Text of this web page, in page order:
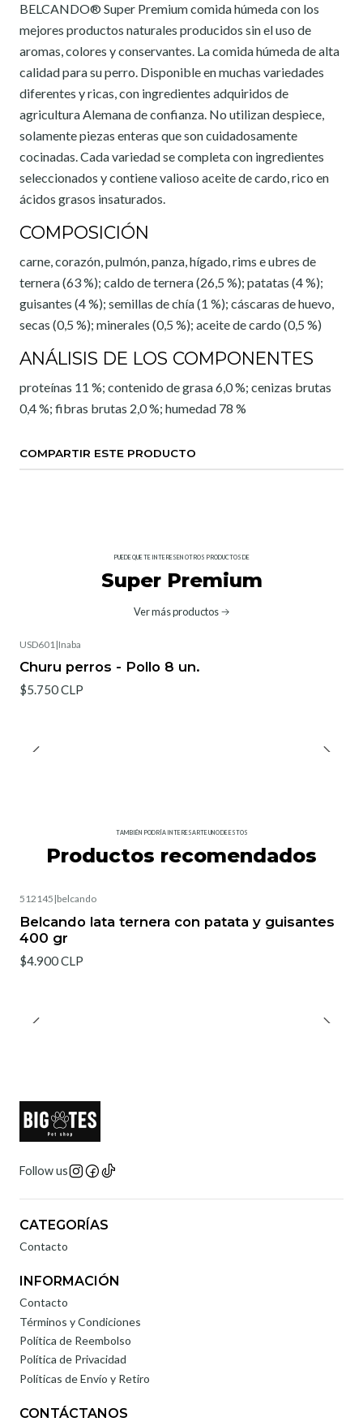
BELCANDO®️ Super Premium comida húmeda con los
mejores productos naturales producidos sin el uso de
aromas, colores y conservantes. La comida húmeda de alta
calidad para su perro. Disponible en muchas variedades
diferentes y ricas, con ingredientes adquiridos de
agricultura Alemana de confianza. No utilizan despiece,
solamente piezas enteras que son cuidadosamente
cocinadas. Cada variedad se completa con ingredientes
seleccionados y contiene valioso aceite de cardo, rico en
ácidos grasos insaturados.
COMPOSICIÓN
carne, corazón, pulmón, panza, hígado, rims e ubres de
ternera (63 %); caldo de ternera (26,5 %); patatas (4 %);
guisantes (4 %); semillas de chía (1 %); cáscaras de huevo,
secas (0,5 %); minerales (0,5 %); aceite de cardo (0,5 %)
ANÁLISIS DE LOS COMPONENTES
proteínas 11 %; contenido de grasa 6,0 %; cenizas brutas
0,4 %; fibras brutas 2,0 %; humedad 78 %
COMPARTIR ESTE PRODUCTO
PUEDE QUE TE INTERESEN OTROS PRODUCTOS DE
Super Premium
Ver más productos
USD601|Inaba
Churu perros - Pollo 8 un.
$5.750 CLP
TAMBIÉN PODRÍA INTERESARTE UNO DE ESTOS
Productos recomendados
512145 |belcando
Belcando lata ternera con patata y guisantes
400 gr
$4.900 CLP
Follow us
CATEGORÍAS
Contacto
INFORMACIÓN
Contacto
Términos y Condiciones
Política de Reembolso
Política de Privacidad
Políticas de Envío y Retiro
CONTÁCTANOS